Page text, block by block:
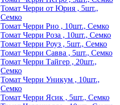
Томат Черри от Юрия , 5шт.,
Семко
Томат Черри Рио , 10шт., Семко
Томат Черри Роза , 10шт., Семко
Томат Черри Роуз , 5шт., Семко
Томат Черри Савва , 5шт., Семко
Томат Черри Тайгер , 20шт.,
Семко
Томат Черри Уникум , 10шт.,
Семко
Томат Черри Ясик , 5шт., Семко